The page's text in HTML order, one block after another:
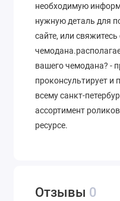
необходимую
нужную деталь для
сайте, или
вашего чемодана? -
проконсультирует и
всему санкт-
ассортимент
ресурсе.
Отзывы 0